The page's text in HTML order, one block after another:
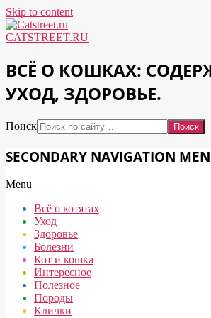
Skip to content
CATSTREET.RU
ВСЁ О КОШКАХ:
УХОД, ЗДОРОВЬЕ.
Поиск
SECONDARY NAVIGATION
Menu
Всё о котятах
Уход
Здоровье
Болезни
Кот и кошка
Интересное
Полезное
Породы
Клички